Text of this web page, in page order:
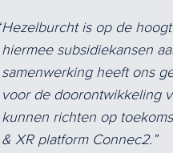
Hezelburcht is op de
hiermee subsidiekansen
samenwerking heeft ons
voor de doorontwikkeling
kunnen richten op
& XR platform Connec2.